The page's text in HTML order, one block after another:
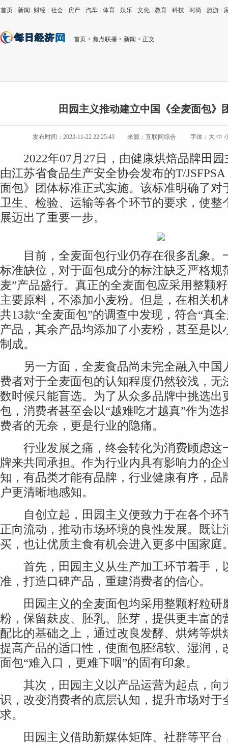
首页 新闻 财经 社会 房产 汽车 体育 娱乐 文化 教育 科技 时尚 旅游
首页 > 焦点联播 > 新闻 > 正文
田园主义推动建立中国《全麦面包》
发布时间：2022-11-22 22:25:43 来源：互联网综合 字体： 大 中
2022年07月27日，由健康烘焙品牌田园
由江苏省食品生产安全协会发布的T/
面包》团体标准正式实施。该标准明确了对
卫生、检验、运输等各个环节的要求，使整
展迈出了重要一步。
目前，全麦面包行业仍存在很多乱象。
标准缺位，对于面包成分的标注缺乏严格规
麦”产品盛行。真正的全麦面包应采用整颗
主要原料，不添加小麦粉。但是，在相关机
共13款“全麦面包”的调查中发现，符合“真
产品，其余产品均添加了小麦粉，甚至是以
制成。
另一方面，全麦食品尚未完全融入中国
费者对于全麦面包的认知程度仍然较浅，无
数时候只能盲选。为了从众多品牌中挑选出
包，消费者甚至会以“越难吃才越真”作为选
费者的无奈，更是行业的隐痛。
行业发展之痛，终会转化为消费顾虑这
牌来共同承担。作为行业内具有影响力的企
知，有品类才能有品牌，行业健康有序，品
户更清晰地感知。
自创立起，田园主义便致力于在各个环
正向流动，推动市场环境的良性发展。既让
买，也让优质主食有机会进入更多中国家庭
首先，田园主义从生产加工环节着手，
准，打造口碑产品，重建消费者的信心。
田园主义的全麦面包均采用整颗籽粒研
粉，保留麸皮、胚乳、胚芽，提供更丰富的
配比的基础之上，通过改良发酵、烘烤等烘
提高产品的适口性，使面包胚绵软、湿润，
面包“难入口，更难下咽”的固有印象。
其次，田园主义以产品运营为起点，向
识，改变消费者的底层认知，提升市场对于
求。
田园主义借助新媒体矩阵、社群等平台